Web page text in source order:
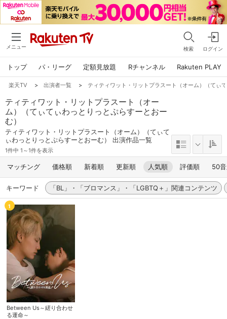
メニュー 検索 ログイン
トップ パ・リーグ 定額見放題 Rチャンネル Rakuten PLAY
楽天TV > 出演者一覧 > ティティワット・リットプラスート（オーム）（てぃ
ティティワット・リットプラスート（オー
ム）（てぃてぃわっとりっとぷらすーとおー
む）
ティティワット・リットプラスート（オーム）（てぃて
ぃわっとりっとぷらすーとおーむ） 出演作品一覧
1件中 1～1件を表示
マッチング 価格順 新着順 更新順 人気順 評価順 50
キーワード 「BL」・「ブロマンス」・「LGBTQ＋」関連コンテンツ
1
Between Us～縒り合わせ
る運命～